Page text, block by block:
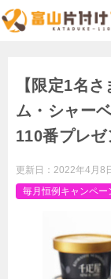
【限定1名
ム・シャー
110番プレゼ
更新日： 2022年4月8
毎月恒例キャンペー